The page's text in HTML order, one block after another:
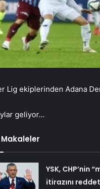
Lig ekiplerinden Adana
geliyor…
YSK, CHP’nin
itirazını